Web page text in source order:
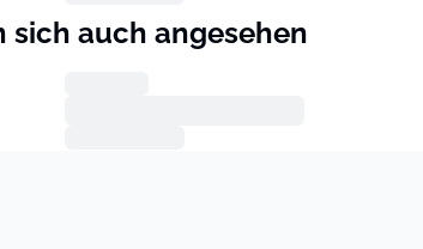
sich auch angesehen